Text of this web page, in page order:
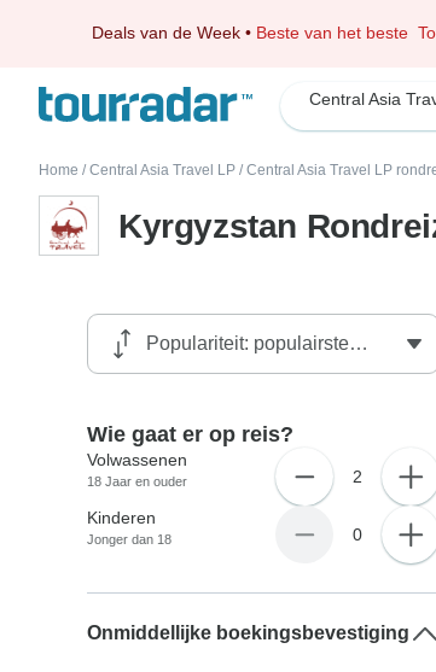
Deals van de Week • Beste van het beste
Home / Central Asia Travel LP / Central Asia Travel LP
Kyrgyzstan
Wie gaat er op reis?
Volwassenen
18 Jaar en ouder 2
Kinderen
Jonger dan 18 0
Onmiddellijke boekingsbevestiging